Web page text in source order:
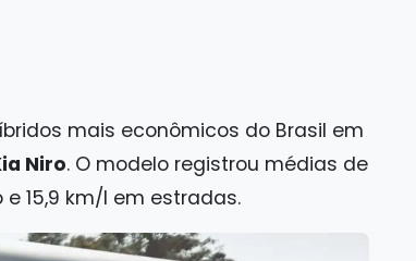
mais econômicos do Brasil em
Niro. O modelo registrou médias de
15,9 km/l em estradas.